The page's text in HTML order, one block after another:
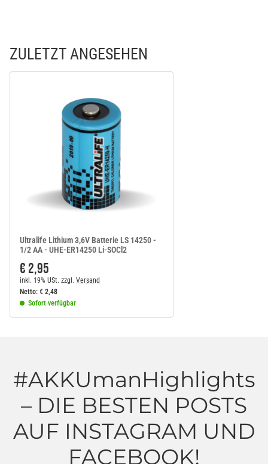
ZULETZT ANGESEHEN
Ultralife Lithium 3,6V Batterie LS 14250 -
1/2 AA - UHE-ER14250 Li-SOCl2
€ 2,95
inkl. 19% USt. zzgl. Versand
Netto: € 2,48
Sofort verfügbar
#AKKUmanHighlights
– DIE BESTEN POSTS
AUF INSTAGRAM UND
FACEBOOK!